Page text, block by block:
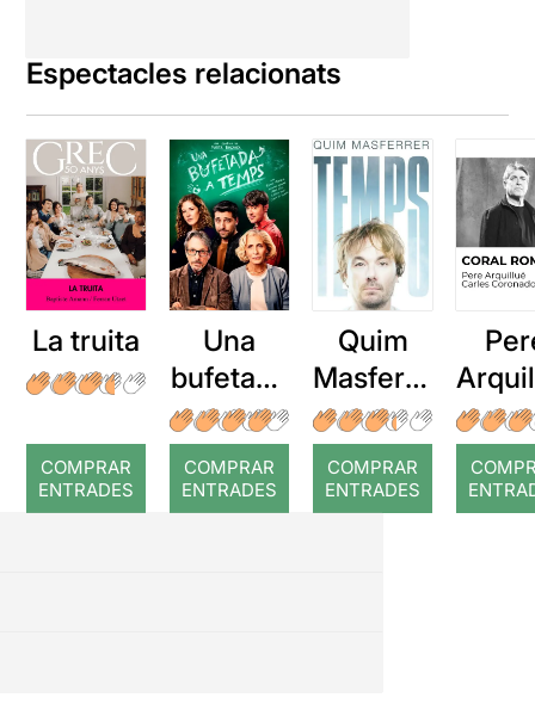
Espectacles relacionats
La truita
COMPRAR
ENTRADES
Una
bufetada
a temps
COMPRAR
ENTRADES
Quim
Masferre
r: Temps
COMPRAR
ENTRADES
: